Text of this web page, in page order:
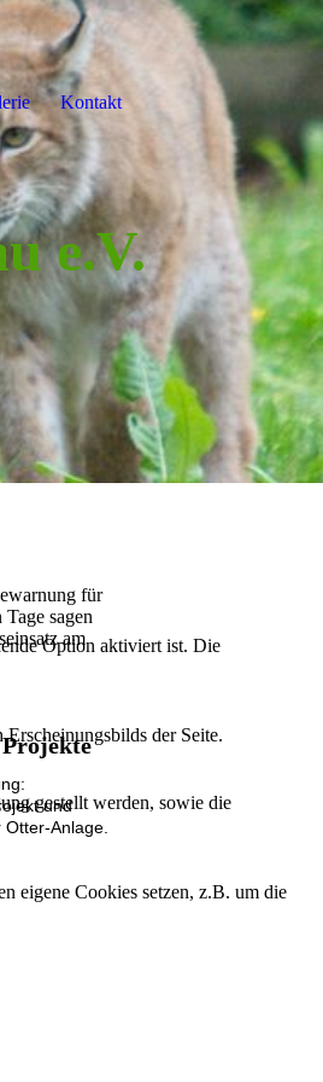
für
sagen
am
und
Otter-Anlage.
e.V.
Kontakt
Option aktiviert ist. Die
der Seite.
gestellt werden, sowie die
eigene Cookies setzen, z.B. um die